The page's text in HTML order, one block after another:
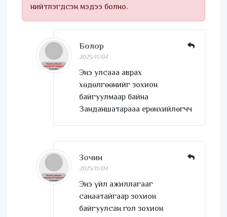
нийтлэгдсэн мэдээ болно.
Болор
2025/11/04
Энэ улсааа аврах
хөдөлгөөнийг зохион
байгуулмаар байна
Занданшатарааа ерөнхийлөгчч
Зочин
2025/11/04
Энэ үйл ажиллагааг
санаатайгаар зохион
байгуулсан гол зохион